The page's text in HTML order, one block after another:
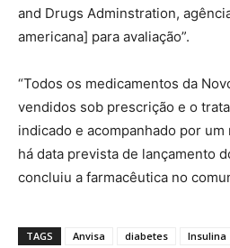
and Drugs Adminstration,
americana] para avaliação”.
“Todos os medicamentos da
vendidos sob prescrição e o
indicado e acompanhado por
há data prevista de lançamento
concluiu a farmacêutica no
TAGS Anvisa diabetes Insulina